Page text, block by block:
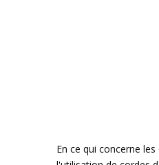
En ce qui concerne